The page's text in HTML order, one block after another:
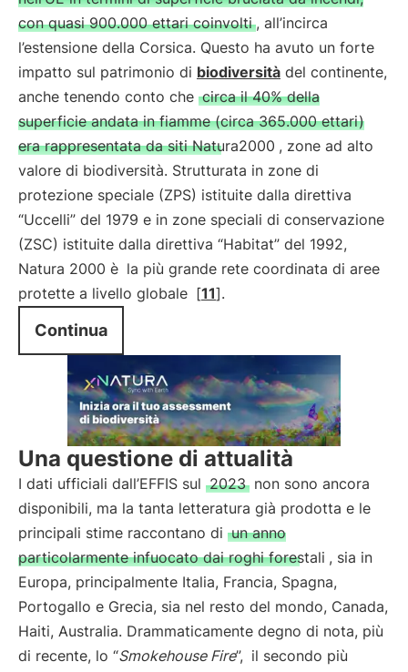
con quasi 900.000 ettari coinvolti , all’incirca
l’estensione della Corsica. Questo ha avuto un forte
impatto sul patrimonio di biodiversità del continente,
anche tenendo conto che circa il 40% della
superficie andata in fiamme (circa 365.000 ettari)
era rappresentata da siti Natura2000 , zone ad alto
valore di biodiversità. Strutturata in zone di
protezione speciale (ZPS) istituite dalla direttiva
“Uccelli” del 1979 e in zone speciali di conservazione
(ZSC) istituite dalla direttiva “Habitat” del 1992,
Natura 2000 è la più grande rete coordinata di aree
protette a livello globale [11].
Continua
Una questione di attualità
I dati ufficiali dall’EFFIS sul 2023 non sono ancora
disponibili, ma la tanta letteratura già prodotta e le
principali stime raccontano di un anno
particolarmente infuocato dai roghi forestali , sia in
Europa, principalmente Italia, Francia, Spagna,
Portogallo e Grecia, sia nel resto del mondo, Canada,
Haiti, Australia. Drammaticamente degno di nota, più
di recente, lo “Smokehouse Fire”, il secondo più